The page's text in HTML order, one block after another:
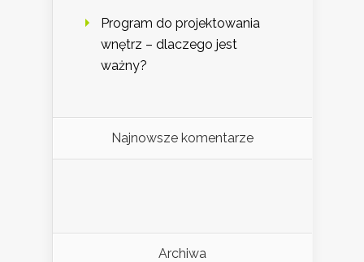
Program do projektowania
wnętrz – dlaczego jest
ważny?
Najnowsze komentarze
Archiwa